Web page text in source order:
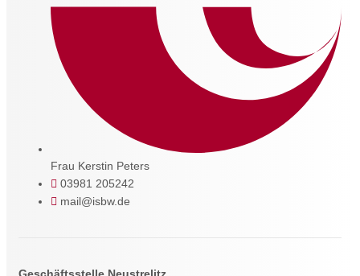
Frau Kerstin Peters
03981 205242
mail@isbw.de
Geschäftsstelle Neustrelitz